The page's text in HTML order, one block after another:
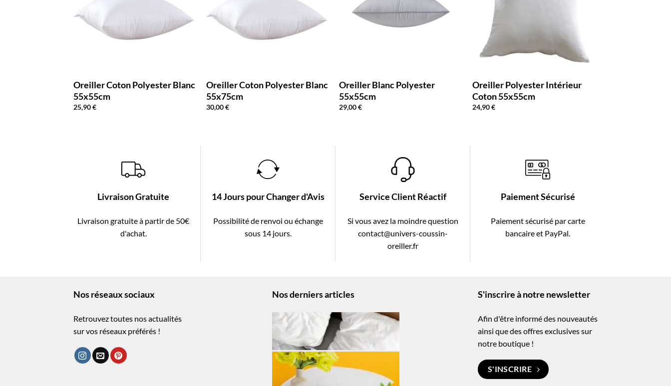
Oreiller Coton Polyester Blanc
55x55cm
25,90€
Oreiller Coton Polyester Blanc
55x75cm
30,00€
Oreiller Blanc Polyester
55x55cm
29,00€
Oreiller Polyester Intérieur
Coton 55x55cm
24,90€
Livraison Gratuite
Livraison gratuite à partir de 50€
d'achat.
14 Jours pour Changer d'Avis
Possibilité de renvoi ou échange
sous 14 jours.
Service Client Réactif
Si vous avez la moindre question
contact@univers-coussin-
oreiller.fr
Paiement Sécurisé
Paiement sécurisé par carte
bancaire et PayPal.
Nos réseaux sociaux
Retrouvez toutes nos actualités
sur vos réseaux préférés !
Nos derniers articles S'inscrire à notre newsletter
Afin d'être informé des nouveautés
ainsi que des offres exclusives sur
notre boutique !
S'INSCRIRE